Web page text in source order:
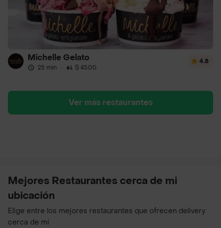
Michelle Gelato
25 min · $ 4500
4.8
Ver más restaurantes
Mejores Restaurantes cerca de mi
ubicación
Elige entre los mejores restaurantes que ofrecen delivery
cerca de mí